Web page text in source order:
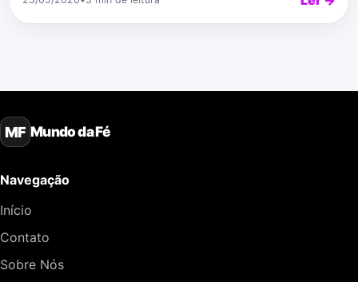
MF Mundo da Fé
Navegação
Início
Contato
Sobre Nós